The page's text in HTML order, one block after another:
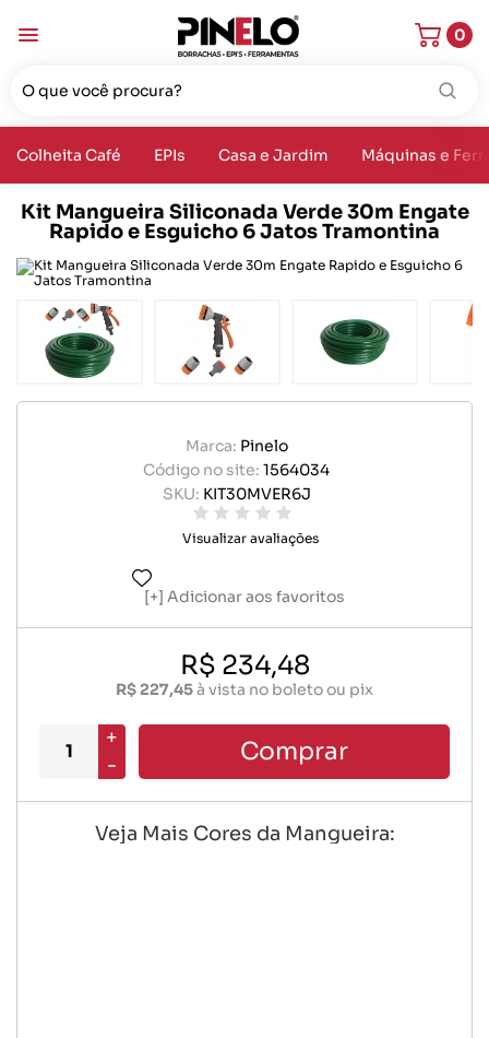
0
Colheita Café EPIs Casa e Jardim Máquinas e
Kit Mangueira Siliconada Verde 30m Engate
Rapido e Esguicho 6 Jatos Tramontina
Marca: Pinelo
Código no site: 1564034
SKU: KIT30MVER6J
Visualizar avaliações
Adicionar aos favoritos
R$ 234,48
R$ 227,45à vista no boleto ou pix
+
-
Comprar
Veja Mais Cores da Mangueira: